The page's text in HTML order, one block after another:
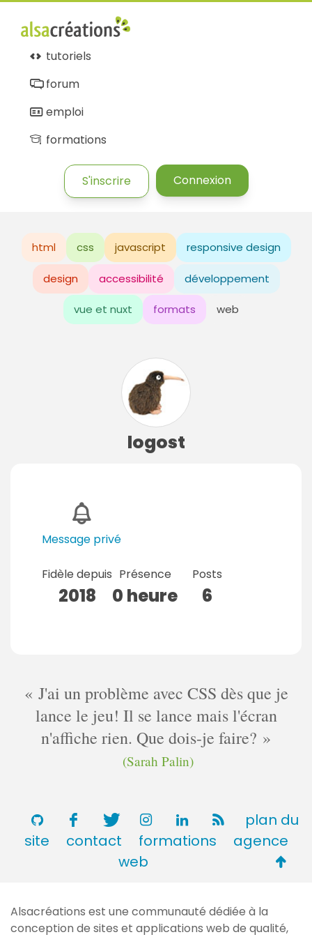
tutoriels
forum
emploi
formations
S'inscrire Connexion
html css javascript responsive design
design accessibilité développement
vue et nuxt formats web
logost
Message privé
Fidèle depuis
2018
Présence
0 heure
Posts
6
J'ai un problème avec CSS dès que je
lance le jeu! Il se lance mais l'écran
n'affiche rien. Que dois-je faire?
(Sarah Palin)
plan du
site
contact formations
agence
web
de
Alsacréations est une communauté dédiée à la
conception de sites et applications web de qualité,